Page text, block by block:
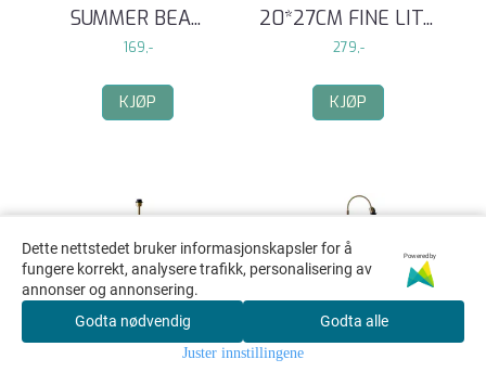
SUMMER BEA...
169,-
KJØP
20*27CM FINE LIT...
279,-
KJØP
Dette nettstedet bruker informasjonskapsler for å
fungere korrekt, analysere trafikk, personalisering av
annonser og annonsering.
Powered by
Godta nødvendig Godta alle
Juster innstillingene